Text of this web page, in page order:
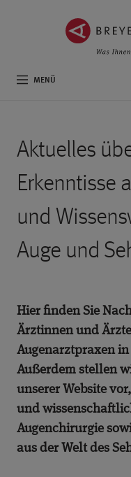
MENÜ
Aktuelles
Erkenntisse
und
Auge und
Hier finden Sie
Ärztinnen und
Augenarztpraxen
Außerdem stellen
unserer Website
und
Augenchirurgie
aus der Welt des